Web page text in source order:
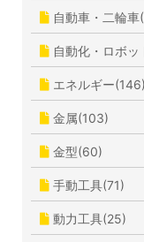
自動車・二輪
自動化・ロボッ
エネルギー(146)
金属(103)
金型(60)
手動工具(71)
動力工具(25)